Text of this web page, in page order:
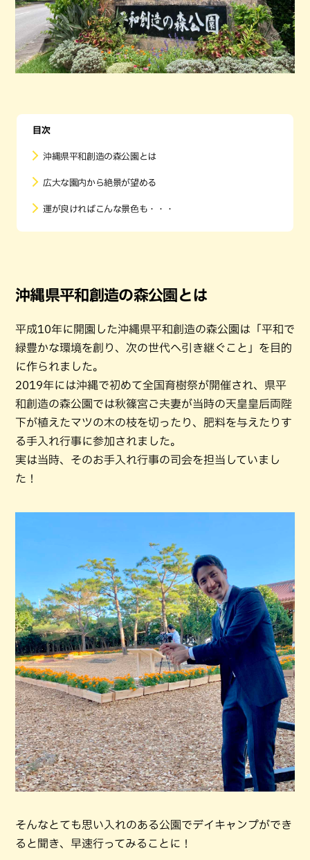
目次
沖縄県平和創造の森公園とは
広大な園内から絶景が望める
運が良ければこんな景色も・・・
沖縄県平和創造の森公園とは
平成10年に開園した沖縄県平和創造の森公園は「平和で
緑豊かな環境を創り、次の世代へ引き継ぐこと」を目的
に作られました。
2019年には沖縄で初めて全国育樹祭が開催され、県平
和創造の森公園では秋篠宮ご夫妻が当時の天皇皇后両陛
下が植えたマツの木の枝を切ったり、肥料を与えたりす
る手入れ行事に参加されました。
実は当時、そのお手入れ行事の司会を担当していまし
た！
そんなとても思い入れのある公園でデイキャンプができ
ると聞き、早速行ってみることに！